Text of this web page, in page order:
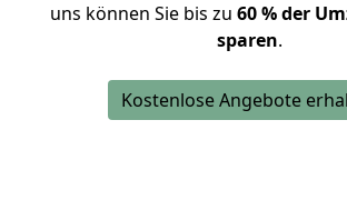
uns können Sie bis zu 60 % der
sparen.
Kostenlose Angebote